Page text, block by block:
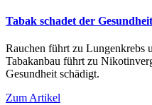
Tabak schadet der Gesundheit
Rauchen führt zu Lungenkrebs
Tabakanbau führt zu
Gesundheit schädigt.
Zum Artikel